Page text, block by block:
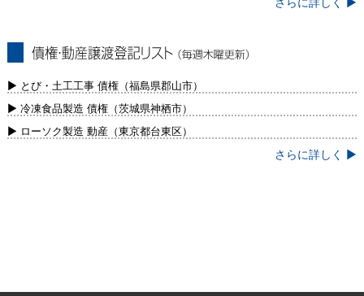
新）
▶ とび・土工工事 債権（福島県郡山市）
▶ 冷凍食品製造 債権（茨城県神栖市）
▶ ローソク製造 動産（東京都台東区）
さらに詳しく ▶